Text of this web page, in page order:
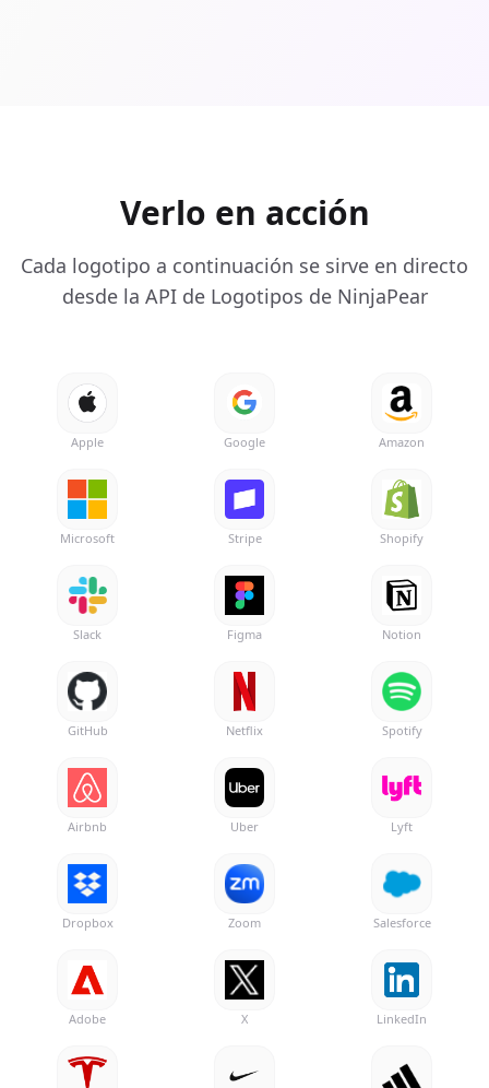
Verlo en acción
Cada logotipo a continuación se sirve en directo
desde la API de Logotipos de NinjaPear
Apple Google Amazon
Microsoft Stripe Shopify
Slack Figma Notion
GitHub Netflix Spotify
Airbnb Uber Lyft
Dropbox Zoom Salesforce
Adobe X LinkedIn